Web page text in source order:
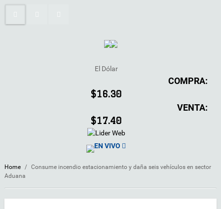
El Dólar
COMPRA:
$16.30
VENTA:
$17.40
EN VIVO
Home / Consume incendio estacionamiento y daña seis vehículos en sector
Aduana